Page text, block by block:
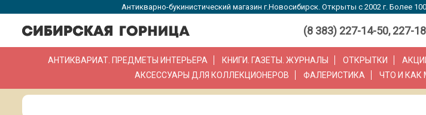
Антикварно-букинистический магазин г.Новосибирск. Открыты с 2002 г. Более
(8 383) 227-14-50, 227-
АНТИКВАРИАТ. ПРЕДМЕТЫ ИНТЕРЬЕРА КНИГИ. ГАЗЕТЫ. ЖУРНАЛЫ ОТКРЫТКИ
АКСЕССУАРЫ ДЛЯ КОЛЛЕКЦИОНЕРОВ
ФАЛЕРИСТИКА ЧТО И КАК